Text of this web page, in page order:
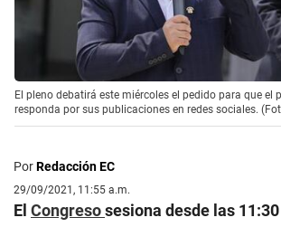
El pleno debatirá este miércoles el pedido para que el
responda por sus publicaciones en redes sociales.
PorRedacción EC
29/09/2021, 11:55 a.m.
El Congresosesiona desde las